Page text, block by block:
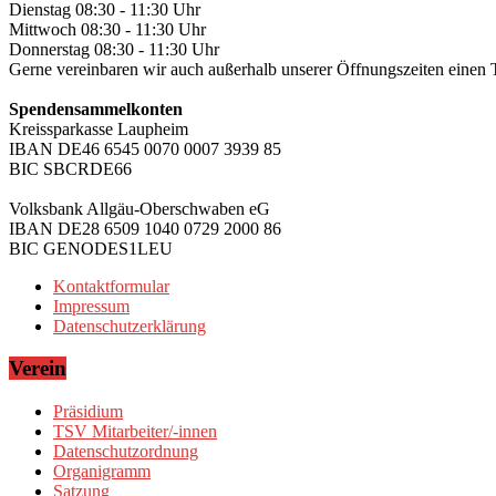
Dienstag 08:30 - 11:30 Uhr
Mittwoch 08:30 - 11:30 Uhr
Donnerstag 08:30 - 11:30 Uhr
Gerne vereinbaren wir auch außerhalb unserer Öffnungszeiten einen
Spendensammelkonten
Kreissparkasse Laupheim
IBAN DE46 6545 0070 0007 3939 85
BIC SBCRDE66
Volksbank Allgäu-Oberschwaben eG
IBAN DE28 6509 1040 0729 2000 86
BIC GENODES1LEU
Kontaktformular
Impressum
Datenschutzerklärung
Verein
Präsidium
TSV Mitarbeiter/-innen
Datenschutzordnung
Organigramm
Satzung